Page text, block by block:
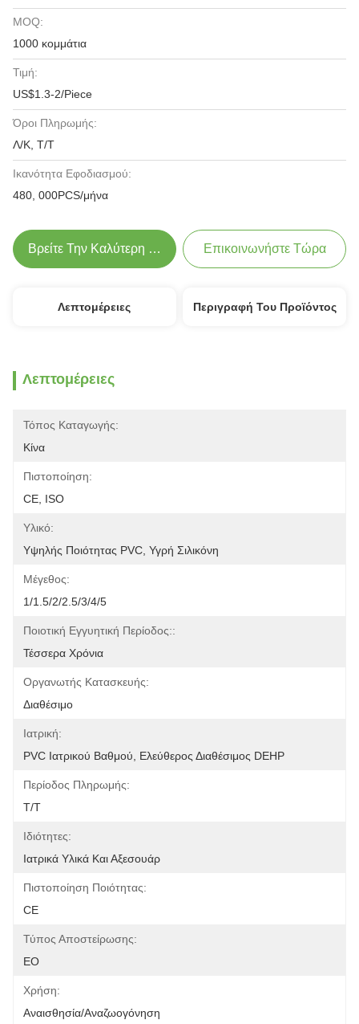
MOQ:
1000 κομμάτια
Τιμή:
US$1.3-2/Piece
Όροι Πληρωμής:
Λ/Κ, Τ/Τ
Ικανότητα Εφοδιασμού:
480, 000PCS/μήνα
Βρείτε Την Καλύτερη Τιμή Επικοινωνήστε Τώρα
Λεπτομέρειες Περιγραφή Του Προϊόντος
Λεπτομέρειες
Τόπος Καταγωγής:
Κίνα
Πιστοποίηση:
CE, ISO
Υλικό:
Υψηλής Ποιότητας PVC, Υγρή Σιλικόνη
Μέγεθος:
1/1.5/2/2.5/3/4/5
Ποιοτική Εγγυητική Περίοδος::
Τέσσερα Χρόνια
Οργανωτής Κατασκευής:
Διαθέσιμο
Ιατρική:
PVC Ιατρικού Βαθμού, Ελεύθερος Διαθέσιμος DEHP
Περίοδος Πληρωμής:
Τ/Τ
Ιδιότητες:
Ιατρικά Υλικά Και Αξεσουάρ
Πιστοποίηση Ποιότητας:
CE
Τύπος Αποστείρωσης:
ΕΟ
Χρήση:
Αναισθησία/αναζωογόνηση